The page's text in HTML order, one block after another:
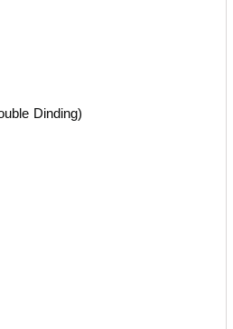
Dinding)